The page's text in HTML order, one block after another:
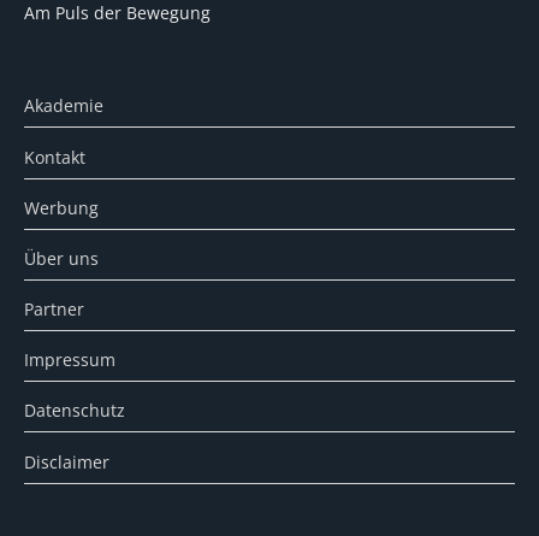
Am Puls der Bewegung
Akademie
Kontakt
Werbung
Über uns
Partner
Impressum
Datenschutz
Disclaimer